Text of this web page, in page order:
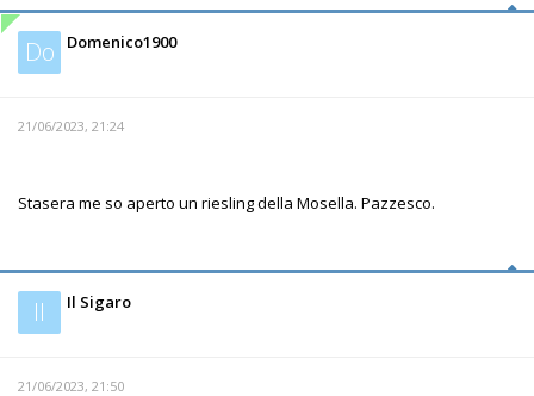
Do Domenico1900
21/06/2023, 21:24
Stasera me so aperto un riesling della Mosella. Pazzesco.
Il Il Sigaro
21/06/2023, 21:50